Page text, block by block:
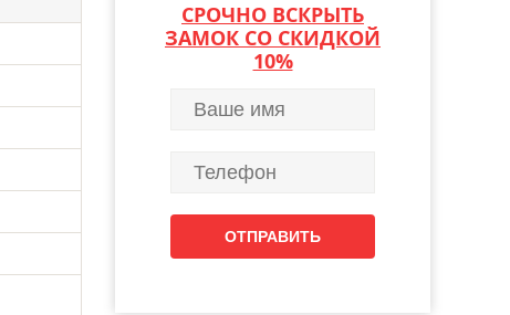
СРОЧНО ВСКРЫТЬ
ЗАМОК СО СКИДКОЙ
10%